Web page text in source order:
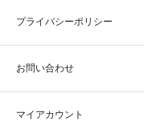
プライバシーポリシー
お問い合わせ
マイアカウント